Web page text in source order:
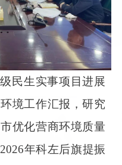
民生实事项目进展
境工作汇报，研究
优化营商环境质量
年科左后旗提振